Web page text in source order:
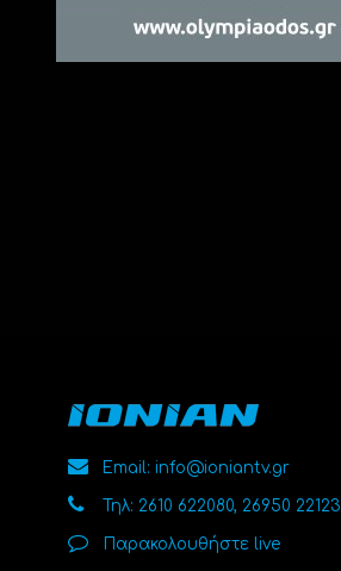
Email: info@ioniantv.gr
Τηλ: 2610 622080, 26950 22123
Παρακολουθήστε live